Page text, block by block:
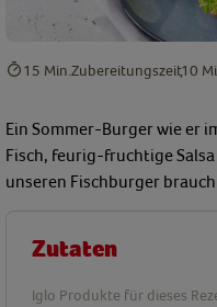
15 Min. Zubereitungszeit10
Ein Sommer-Burger wie er
Fisch, feurig-fruchtige
unseren Fischburger
Zutaten
Iglo Produkte für dieses